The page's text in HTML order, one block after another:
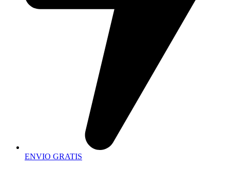
ENVIO GRATIS